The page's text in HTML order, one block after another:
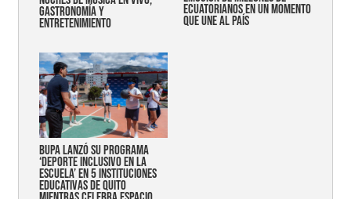
gastronomía y
entretenimiento
ecuatorianos en un momento
que une al país
Bupa lanzó su programa
‘Deporte Inclusivo en la
Escuela’ en 5 instituciones
educativas de Quito